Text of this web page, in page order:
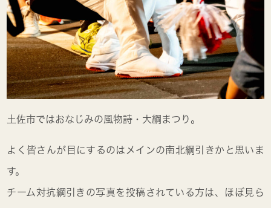
土佐市ではおなじみの風物詩・大綱まつり。
よく皆さんが目にするのはメインの南北綱引きかと思いま
す。
チーム対抗綱引きの写真を投稿されている方は、ほぼ見ら